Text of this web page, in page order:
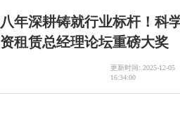
八年深耕铸就行业标杆！科
资租赁总经理论坛重磅大奖
更新时间: 2025-12-05
16:34:00